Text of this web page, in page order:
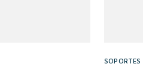
SOPORTES